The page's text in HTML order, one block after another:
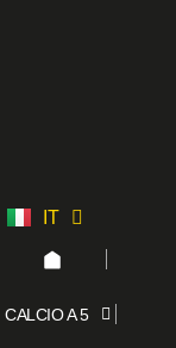
IT
ES
CALCIO A 5